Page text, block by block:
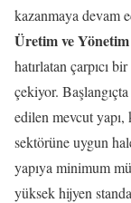
kazanmaya devam
Üretim ve
hatırlatan çarpıcı
çekiyor.
edilen mevcut yapı,
sektörüne uygun
yapıya minimum
yüksek hijyen